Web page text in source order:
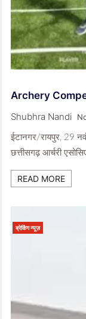
Archery
Shubhra Nandi
ईटानगर/रायपुर, 29
छत्तीसगढ़ आर्चरी
READ MORE
ब्रेकिंग न्यूज़